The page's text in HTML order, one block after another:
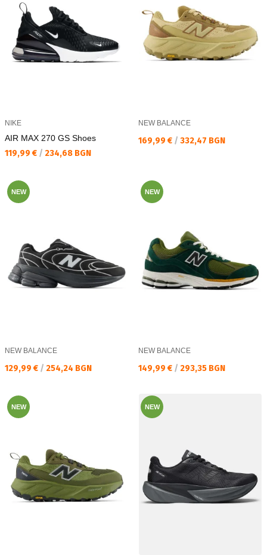
NIKE
AIR MAX 270 GS Shoes
Текуща цена:
119,99 € / 234,68 BGN
NEW BALANCE
Текуща цена:
169,99 € / 332,47 BGN
NEW
NEW BALANCE
Текуща цена:
129,99 € / 254,24 BGN
NEW
NEW BALANCE
Текуща цена:
149,99 € / 293,35 BGN
NEW NEW